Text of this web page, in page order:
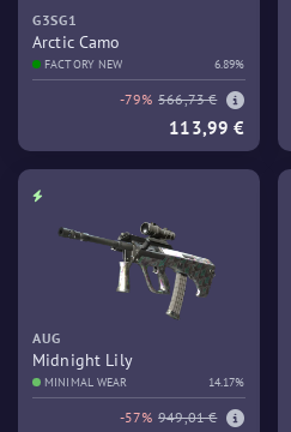
G3SG1
Arctic Camo
FACTORY NEW 6.89%
-79% 566,73 €
113,99 €
AUG
Midnight Lily
MINIMAL WEAR 14.17%
-57% 949,01 €